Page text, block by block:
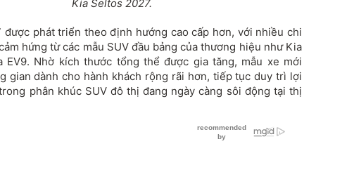
Kia Seltos 2027.
được phát triển theo định hướng cao cấp hơn, với nhiều chi
hứng từ các mẫu SUV đầu bảng của thương hiệu như Kia
EV9. Nhờ kích thước tổng thể được gia tăng, mẫu xe mới
gian dành cho hành khách rộng rãi hơn, tiếp tục duy trì lợi
phân khúc SUV đô thị đang ngày càng sôi động tại thị